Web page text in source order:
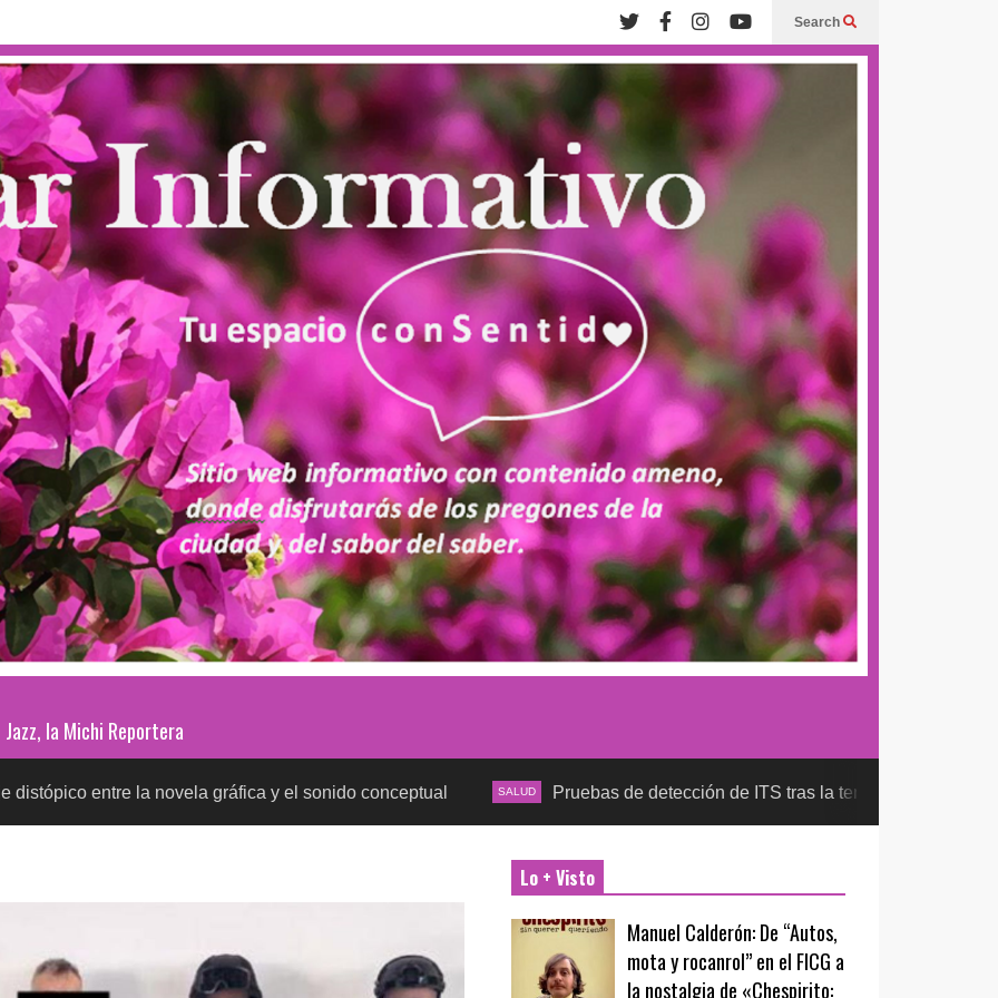
Search
Jazz, la Michi Reportera
la novela gráfica y el sonido conceptual SALUD Pruebas de detección de ITS tras la temporada futbolera,
Lo + Visto
Manuel Calderón: De “Autos,
mota y rocanrol” en el FICG a
la nostalgia de «Chespirito: